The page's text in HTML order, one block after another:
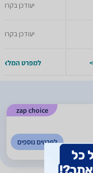
יעודכן בקרוב
יעודכן בקרוב
למפרט המלא
zap choice
לפרטים נוספים